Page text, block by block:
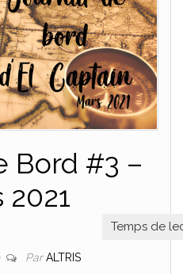
Bord #3 –
2021
ParALTRIS